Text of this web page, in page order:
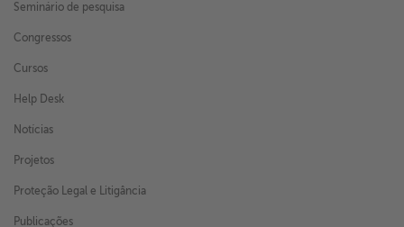
Seminário de pesquisa
Congressos
Cursos
Help Desk
Notícias
Projetos
Proteção Legal e Litigância
Publicações